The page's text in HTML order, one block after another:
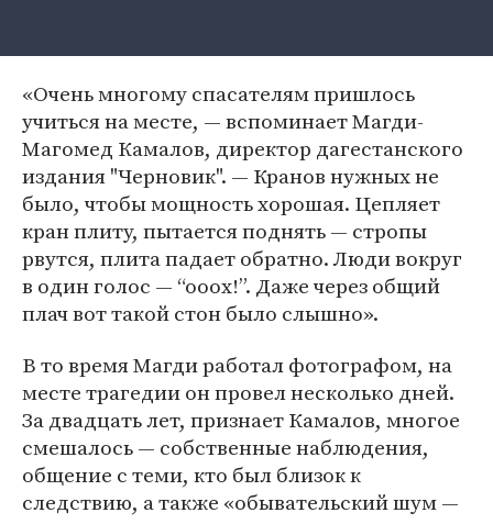
«Очень многому спасателям пришлось
учиться на месте, — вспоминает Магди-
Магомед Камалов, директор дагестанского
издания "Черновик". — Кранов нужных не
было, чтобы мощность хорошая. Цепляет
кран плиту, пытается поднять — стропы
рвутся, плита падает обратно. Люди вокруг
в один голос — “ооох!”. Даже через общий
плач вот такой стон было слышно».
В то время Магди работал фотографом, на
месте трагедии он провел несколько дней.
За двадцать лет, признает Камалов, многое
смешалось — собственные наблюдения,
общение с теми, кто был близок к
следствию, а также «обывательский шум —